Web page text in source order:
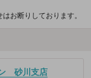
お断りしております。
砂川支店